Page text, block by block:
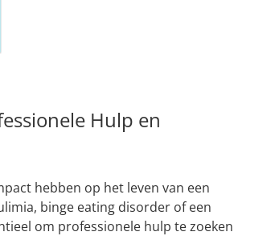
Hulp en
hebben op het leven van een
binge eating disorder of een
om professionele hulp te zoeken